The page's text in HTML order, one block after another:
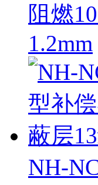
阻燃
1.2mm
NH-